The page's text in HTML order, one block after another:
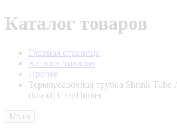
Каталог товаров
Главная страница
Каталог товаров
Прочее
Термоусадочная трубка Shrink
(khaki) CarpHunter
Меню